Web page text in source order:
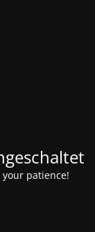
patience!